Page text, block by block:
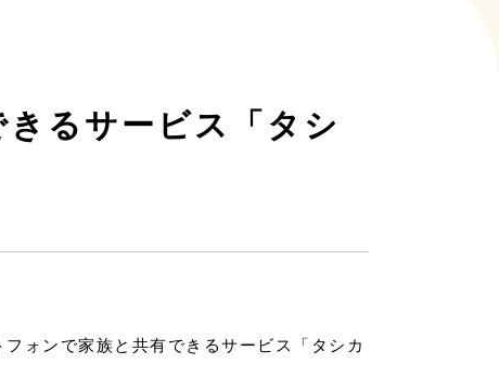
るサービス「タシ
ォンで家族と共有できるサービス「タシカ